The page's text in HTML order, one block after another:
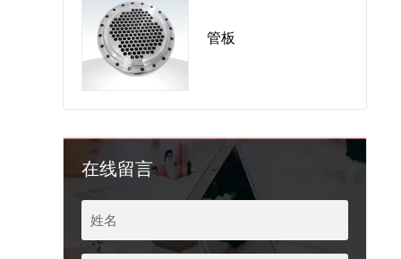
管板
在线留言